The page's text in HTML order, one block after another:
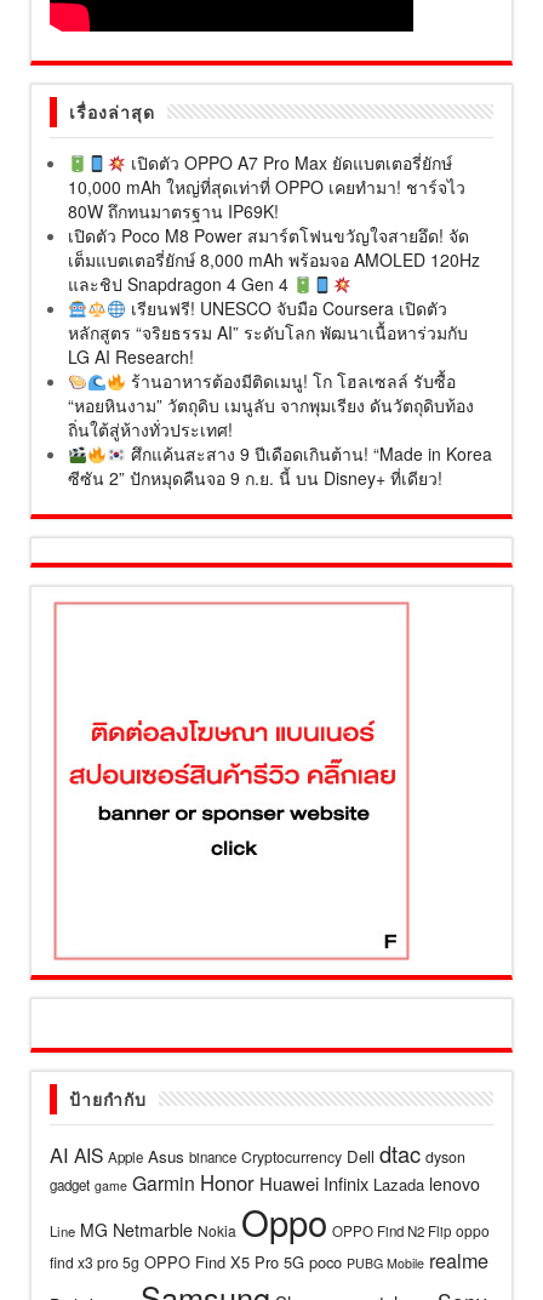
เรื่องล่าสุด
เปิดตัว OPPO A7 Pro Max ยัดแบตเตอรี่ยักษ์
10,000 mAh ใหญ่ที่สุดเท่าที่ OPPO เคยทำมา! ชาร์จไว
80W ถึกทนมาตรฐาน IP69K!
เปิดตัว Poco M8 Power สมาร์ตโฟนขวัญใจสายอึด! จัด
เต็มแบตเตอรี่ยักษ์ 8,000 mAh พร้อมจอ AMOLED 120Hz
และชิป Snapdragon 4 Gen 4
เรียนฟรี! UNESCO จับมือ Coursera เปิดตัว
หลักสูตร “จริยธรรม AI” ระดับโลก พัฒนาเนื้อหาร่วมกับ
LG AI Research!
ร้านอาหารต้องมีติดเมนู! โก โฮลเซลล์ รับซื้อ
“หอยหินงาม” วัตถุดิบ เมนูลับ จากพุมเรียง ดันวัตถุดิบท้อง
ถิ่นใต้สู่ห้างทั่วประเทศ!
ศึกแค้นสะสาง 9 ปีเดือดเกินต้าน! “Made in Korea
ซีซัน 2” ปักหมุดคืนจอ 9 ก.ย. นี้ บน Disney+ ที่เดียว!
ป้ายกำกับ
AI AIS Apple Asus binance Cryptocurrency Dell dtac dyson
gadget game Garmin Honor Huawei Infinix Lazada lenovo
Line MG Netmarble Nokia Oppo OPPO Find N2 Flip oppo
find x3 pro 5g OPPO Find X5 Pro 5G poco PUBG Mobile realme